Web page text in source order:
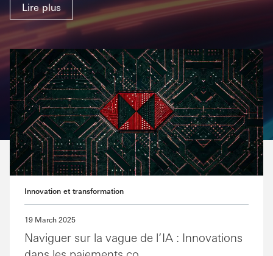
Lire plus
Innovation et transformation
19 March 2025
Naviguer sur la vague de l’IA : Innovations